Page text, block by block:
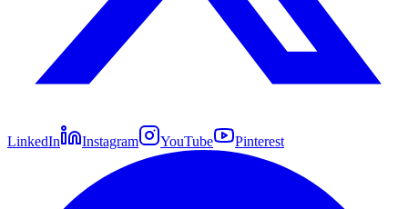
LinkedIn Instagram YouTube Pinterest